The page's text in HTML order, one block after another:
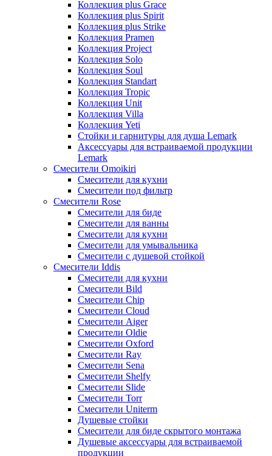
Коллекция plus Grace
Коллекция plus Spirit
Коллекция plus Strike
Коллекция Pramen
Коллекция Project
Коллекция Solo
Коллекция Soul
Коллекция Standart
Коллекция Tropic
Коллекция Unit
Коллекция Villa
Коллекция Yeti
Стойки и гарнитуры для душа Lemark
Аксессуары для встраиваемой продукции
Lemark
Смесители Omoikiri
Смесители для кухни
Смесители под фильтр
Смесители Rose
Смесители для биде
Смесители для ванны
Смесители для кухни
Смесители для умывальника
Смесители с душевой стойкой
Смесители Iddis
Смесители для кухни
Смесители Bild
Смесители Chip
Смесители Cloud
Смесители Aiger
Смесители Oldie
Смесители Oxford
Смесители Ray
Смесители Sena
Смесители Shelfy
Смесители Slide
Смесители Torr
Смесители Uniterm
Душевые стойки
Смесители для биде скрытого монтажа
Душевые аксессуары для встраиваемой
продукции